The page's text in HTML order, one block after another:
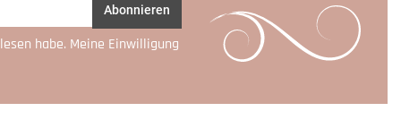
Abonnieren
habe. Meine Einwilligung